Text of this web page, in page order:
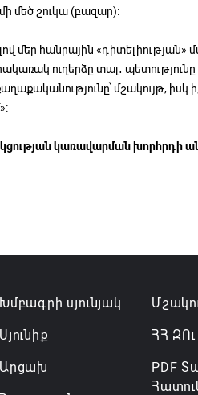
մեծ շուկա (բազար)։
մեր հանրային «դիտելիության»
ուղերձը տալ․ պետությունը
մշակույթ, իսկ
կառավարման խորհրդի
Խմբագրի սյունյակ
Սյունիք
Արցախ
ՀՀ
PDF